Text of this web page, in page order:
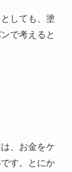
しても、塗
で考えると
、お金をケ
す。とにか